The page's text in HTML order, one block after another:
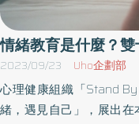
情緒教育是什麼？
2023/09/23 Uho企劃部
心理健康組織「Stand
緒，遇見自己」，展出在